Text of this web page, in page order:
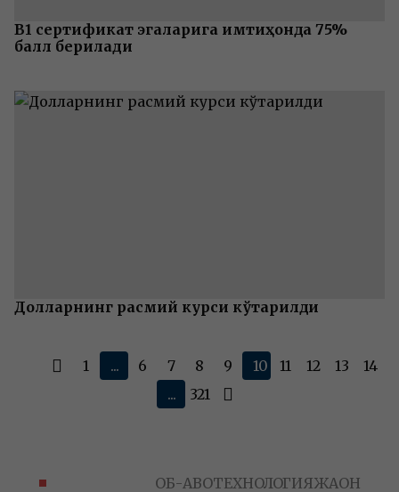
B1 сертификат эгаларига имтиҳонда 75%
балл берилади
Долларнинг расмий курси кўтарилди
1 ... 6 7 8 9 10 11 12 13
14
...
321
ОБ-ҲАВОТЕХНОЛОГИЯЖАҲОН